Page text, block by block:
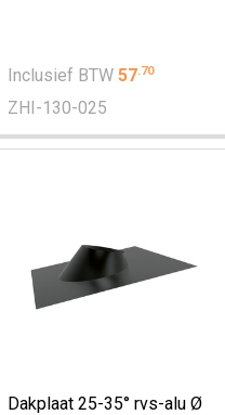
Inclusief BTW57.70
ZHI-130-025
Dakplaat 25-35° rvs-alu Ø